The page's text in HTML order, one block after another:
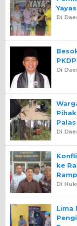
Di
Di
Di
ke
Di
Lima